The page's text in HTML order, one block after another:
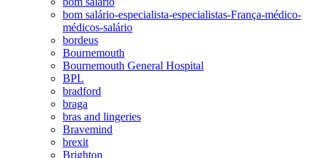
bom salário-especialista-especialistas-França-médico-
médicos-salário
bordeus
Bournemouth
Bournemouth General Hospital
BPL
bradford
braga
bras and lingeries
Bravemind
brexit
Brighton